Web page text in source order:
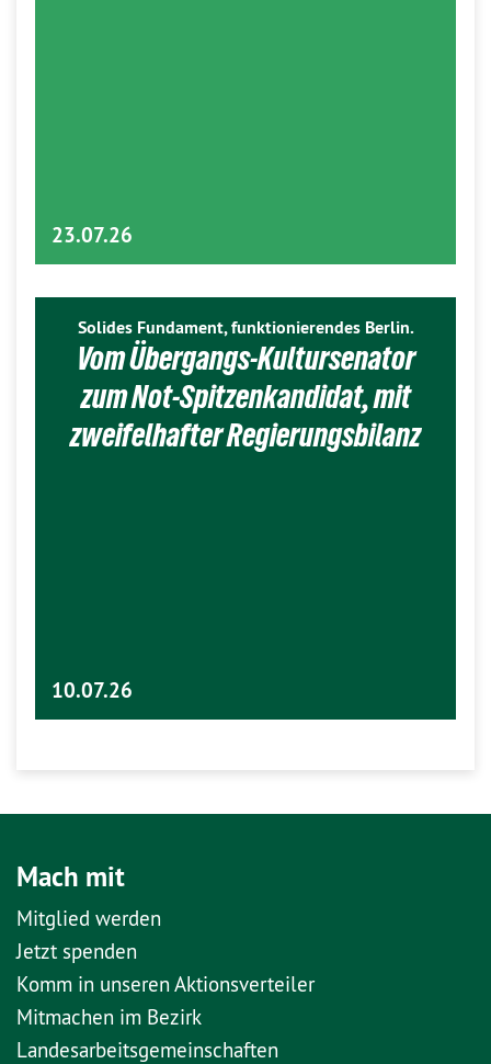
23.07.26
Solides Fundament, funktionierendes Berlin.
Vom Übergangs-Kultursenator
zum Not-Spitzenkandidat, mit
zweifelhafter Regierungsbilanz
10.07.26
Mach mit
Mitglied werden
Jetzt spenden
Komm in unseren Aktionsverteiler
Mitmachen im Bezirk
Landesarbeitsgemeinschaften